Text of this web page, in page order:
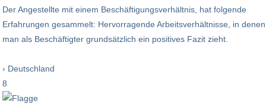
Der Angestellte mit einem Beschäftigungsverhältnis, hat folgende
Erfahrungen gesammelt: Hervorragende Arbeitsverhältnisse, in denen
man als Beschäftigter grundsätzlich ein positives Fazit zieht.
› Deutschland
8